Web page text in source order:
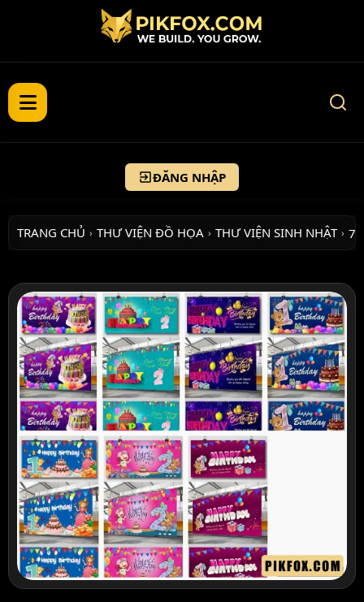
ĐĂNG NHẬP
TRANG CHỦ › THƯ VIỆN ĐỒ HỌA › THƯ VIỆN SINH NHẬT ›